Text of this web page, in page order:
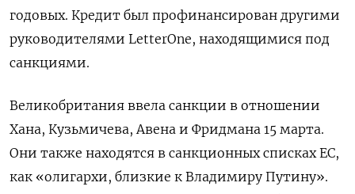
годовых. Кредит был профинансирован другими
руководителями LetterOne, находящимися под
санкциями.
Великобритания ввела санкции в отношении
Хана, Кузьмичева, Авена и Фридмана 15 марта.
Они также находятся в санкционных списках ЕС,
как «олигархи, близкие к Владимиру Путину».